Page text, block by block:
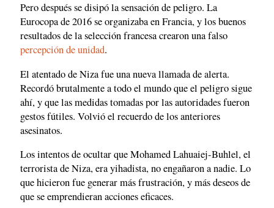
Pero después se disipó la sensación de peligro. La
Eurocopa de 2016 se organizaba en Francia, y los buenos
resultados de la selección francesa crearon una falso
percepción de unidad.
El atentado de Niza fue una nueva llamada de alerta.
Recordó brutalmente a todo el mundo que el peligro sigue
ahí, y que las medidas tomadas por las autoridades fueron
gestos fútiles. Volvió el recuerdo de los anteriores
asesinatos.
Los intentos de ocultar que Mohamed Lahuaiej-Buhlel, el
terrorista de Niza, era yihadista, no engañaron a nadie. Lo
que hicieron fue generar más frustración, y más deseos de
que se emprendieran acciones eficaces.